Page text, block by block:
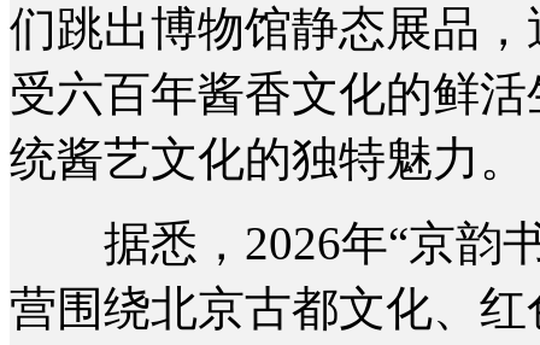
们跳出博物馆静态展品
受六百年酱香文化的鲜
统酱艺文化的独特魅力。
据悉，2026年“京韵书
营围绕北京古都文化、